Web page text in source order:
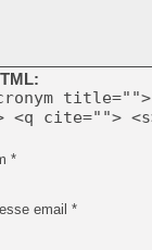
title="">
<q cite="">
*
email *